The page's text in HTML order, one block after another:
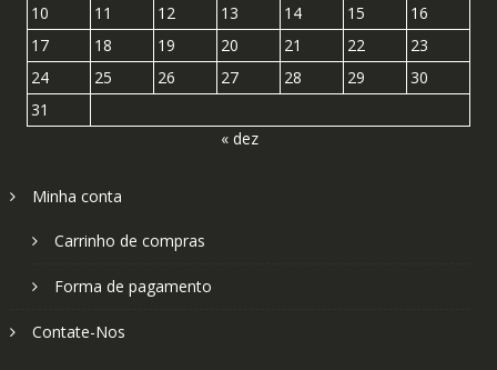
10
11 12 13 14 15
16
17
18 19 20 21 22
23
24
25 26 27 28 29
30
31
« dez
Minha conta
Carrinho de compras
Forma de pagamento
Contate-Nos